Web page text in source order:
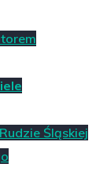
Śląskiej